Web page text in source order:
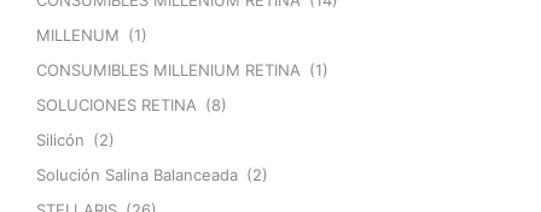
MILLENUM (1)
CONSUMIBLES MILLENIUM RETINA (1)
SOLUCIONES RETINA (8)
Silicón (2)
Solución Salina Balanceada (2)